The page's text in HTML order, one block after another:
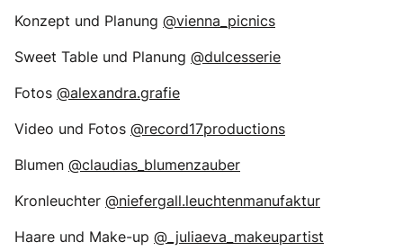
Konzept und Planung @vienna_picnics
Sweet Table und Planung @dulcesserie
Fotos @alexandra.grafie
Video und Fotos @record17productions
Blumen @claudias_blumenzauber
Kronleuchter @niefergall.leuchtenmanufaktur
Haare und Make-up @_juliaeva_makeupartist